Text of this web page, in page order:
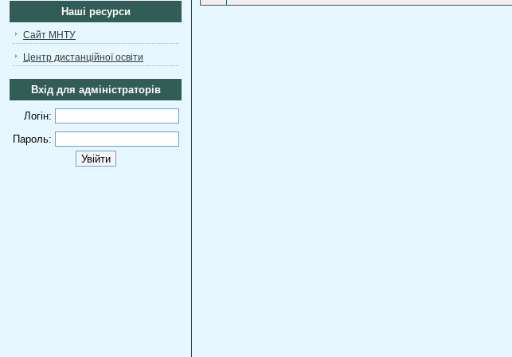
Наші ресурси
Сайт МНТУ
Центр дистанційної освіти
Вхід для адміністраторів
Логін:
Пароль: